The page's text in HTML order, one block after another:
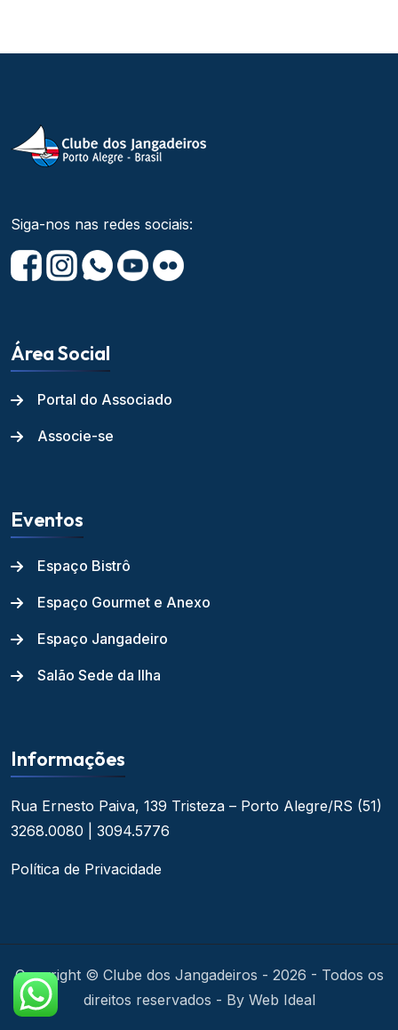
Siga-nos nas redes sociais:
Área Social
Portal do Associado
Associe-se
Eventos
Espaço Bistrô
Espaço Gourmet e Anexo
Espaço Jangadeiro
Salão Sede da Ilha
Informações
Rua Ernesto Paiva, 139 Tristeza – Porto Alegre/RS (51)
3268.0080 | 3094.5776
Política de Privacidade
Copyright © Clube dos Jangadeiros - 2026 - Todos os
direitos reservados - By Web Ideal